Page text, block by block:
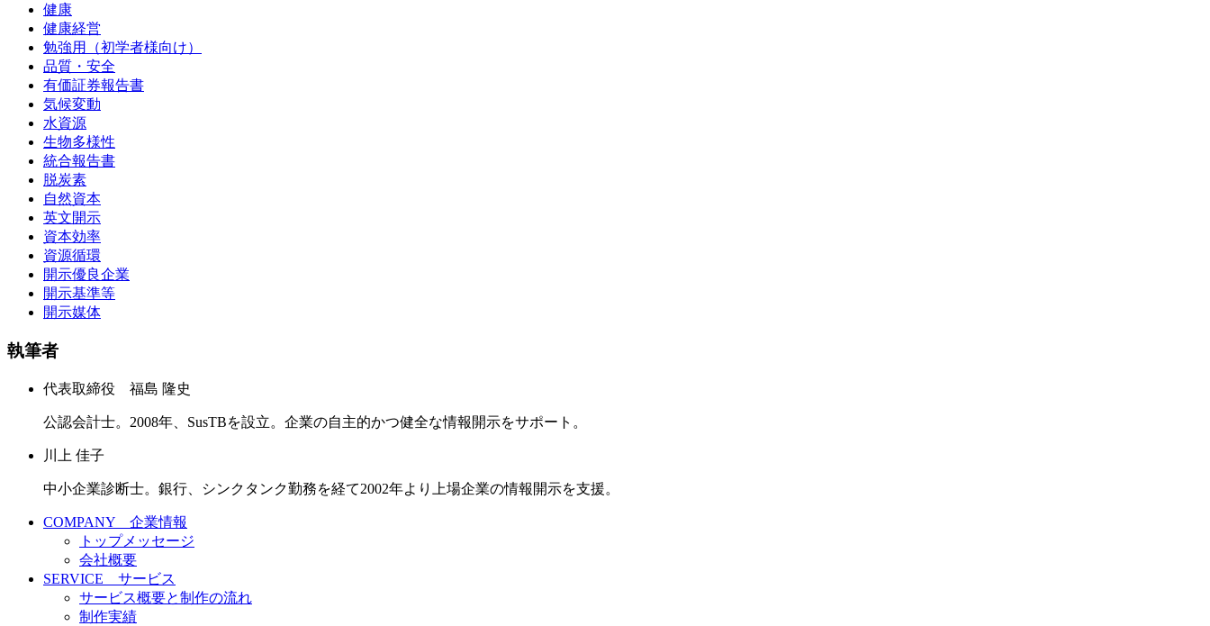
健康
健康経営
勉強用（初学者様向け）
品質・安全
有価証券報告書
気候変動
水資源
生物多様性
統合報告書
脱炭素
自然資本
英文開示
資本効率
資源循環
開示優良企業
開示基準等
開示媒体
執筆者
代表取締役 福島 隆史
公認会計士。2008年、SusTBを設立。企業の自主的かつ健全な情報開示をサポート。
川上 佳子
中小企業診断士。銀行、シンクタンク勤務を経て2002年より上場企業の情報開示を支援。
COMPANY 企業情報
トップメッセージ
会社概要
SERVICE サービス
サービス概要と制作の流れ
制作実績